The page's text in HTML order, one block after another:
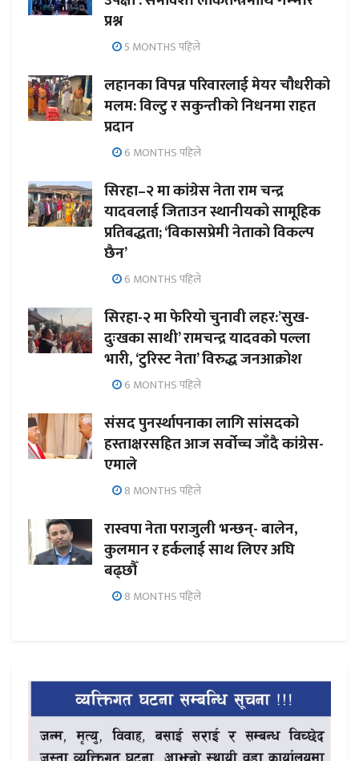
प्रश्न
5 MONTHS पहिले
लहानका विपन्न परिवारलाई मेयर चौधरीको
मलम: विल्टु र सकुन्तीको निधनमा राहत
प्रदान
6 MONTHS पहिले
सिरहा–२ मा कांग्रेस नेता राम चन्द्र
यादवलाई जिताउन स्थानीयको सामूहिक
प्रतिबद्धता; ‘विकासप्रेमी नेताको विकल्प
छैन’
6 MONTHS पहिले
सिरहा-२ मा फेरियो चुनावी लहर:’सुख-
दुःखका साथी’ रामचन्द्र यादवको पल्ला
भारी, ‘टुरिस्ट नेता’ विरुद्ध जनआक्रोश
6 MONTHS पहिले
संसद पुनर्स्थापनाका लागि सांसदको
हस्ताक्षरसहित आज सर्वोच्च जाँदै कांग्रेस-
एमाले
8 MONTHS पहिले
रास्वपा नेता पराजुली भन्छन्- बालेन,
कुलमान र हर्कलाई साथ लिएर अघि
बढ्छौँ
8 MONTHS पहिले